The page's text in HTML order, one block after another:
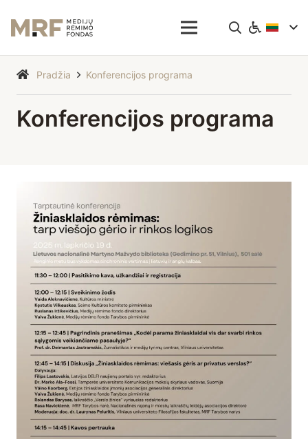
Pradžia Konferencijos programa
Konferencijos programa